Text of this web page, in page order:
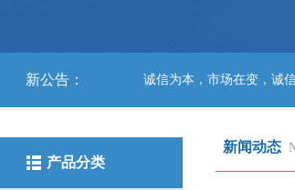
新公告： 诚信为本，市场在变，诚信不变...
产品分类
新闻动态